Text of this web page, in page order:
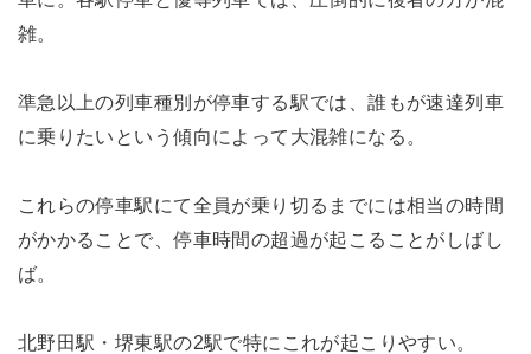
雑。
準急以上の列車種別が停車する駅では、誰もが速達列車
に乗りたいという傾向によって大混雑になる。
これらの停車駅にて全員が乗り切るまでには相当の時間
がかかることで、停車時間の超過が起こることがしばし
ば。
北野田駅・堺東駅の2駅で特にこれが起こりやすい。